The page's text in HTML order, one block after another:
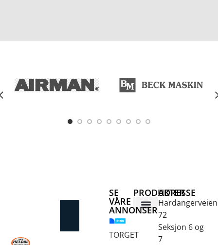
ADRESSE
Hardangerveien
72
Seksjon 6 og
7
PRODUKTER
SE
VÅRE
ANNONSER
TORGET